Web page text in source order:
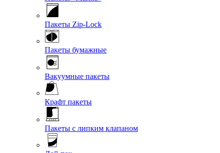
Пакеты Zip-Lock
Пакеты бумажные
Вакуумные пакеты
Крафт пакеты
Пакеты с липким клапаном